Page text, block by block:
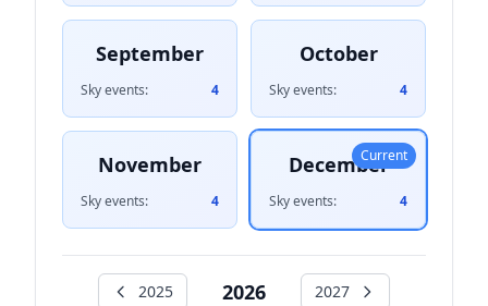
September
Sky events: 4
October
Sky events: 4
November
Sky events: 4
December
Sky events: 4
Current
2025 2026 2027